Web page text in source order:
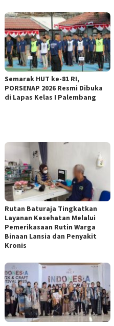
Semarak HUT ke-81 RI,
PORSENAP 2026 Resmi Dibuka
di Lapas Kelas I Palembang
Rutan Baturaja Tingkatkan
Layanan Kesehatan Melalui
Pemerikasaan Rutin Warga
Binaan Lansia dan Penyakit
Kronis